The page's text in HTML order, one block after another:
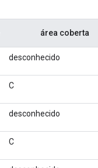
área coberta
desconhecido
C
desconhecido
C